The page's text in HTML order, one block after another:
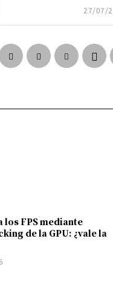
27/07/
los FPS mediante
de la GPU: ¿vale la